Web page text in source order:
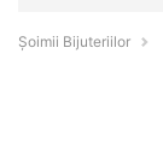
Şoimii Bijuteriilor